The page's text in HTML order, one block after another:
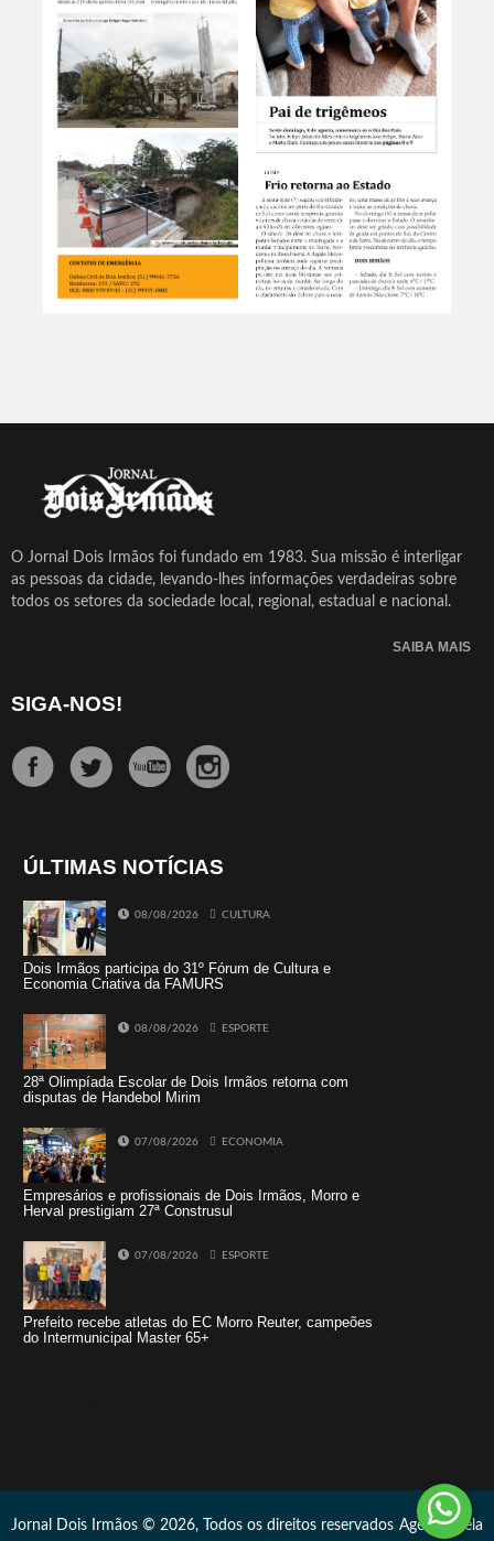
O Jornal Dois Irmãos foi fundado em 1983. Sua missão é interligar
as pessoas da cidade, levando-lhes informações verdadeiras sobre
todos os setores da sociedade local, regional, estadual e nacional.
SAIBA MAIS
SIGA-NOS!
ÚLTIMAS NOTÍCIAS
08/08/2026 CULTURA
Dois Irmãos participa do 31º Fórum de Cultura e
Economia Criativa da FAMURS
08/08/2026 ESPORTE
28ª Olimpíada Escolar de Dois Irmãos retorna com
disputas de Handebol Mirim
07/08/2026 ECONOMIA
Empresários e profissionais de Dois Irmãos, Morro e
Herval prestigiam 27ª Construsul
07/08/2026 ESPORTE
Prefeito recebe atletas do EC Morro Reuter, campeões
do Intermunicipal Master 65+
Jornal Dois Irmãos © 2026, Todos os direitos reservados Agência Vela